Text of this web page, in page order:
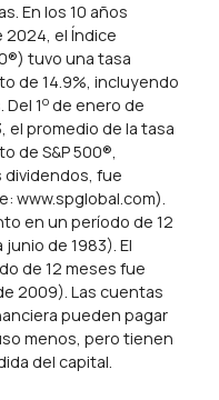
En los 10 años
2024, el Índice
tuvo una tasa
de 14.9%, incluyendo
1o de enero de
el promedio de la tasa
de S&P 500®,
dividendos, fue
www.spglobal.com).
en un período de 12
de 1983). El
de 12 meses fue
2009). Las cuentas
pueden pagar
menos, pero tienen
del capital.